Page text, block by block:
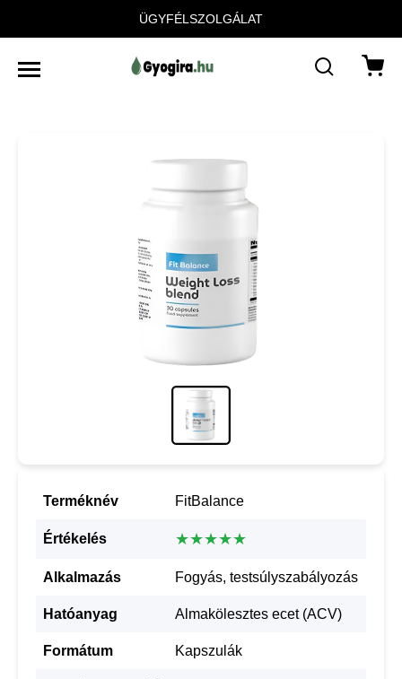
ÜGYFÉLSZOLGÁLAT
Terméknév FitBalance
Értékelés ★★★★★
Alkalmazás Fogyás, testsúlyszabályozás
Hatóanyag Almakölesztes ecet (ACV)
Formátum Kapszulák